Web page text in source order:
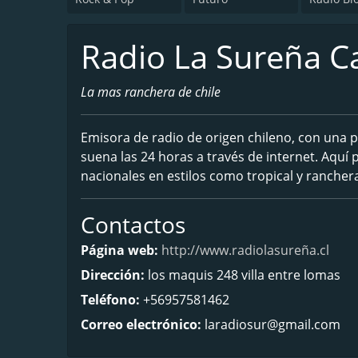
Radio La Sureña
La mas ranchera de chile
Emisora de radio de origen chileno, con
suena las 24 horas a través de internet.
nacionales en estilos como tropical y
Contactos
Página web: http://www.radiolasureña.cl
Dirección: los maquis 248 villa entre lomas
Teléfono: +56957581462
Correo electrónico: laradiosur@gmail.com